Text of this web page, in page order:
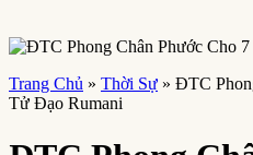
Trang Chủ » Thời Sự » ĐTC
Tử Đạo Rumani